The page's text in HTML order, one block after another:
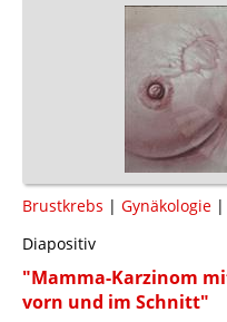
Brustkrebs | Gynäkologie |
Diapositiv
"Mamma-Karzinom
vorn und im Schnitt"